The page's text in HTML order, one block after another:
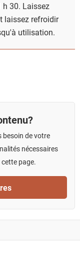
h 30. Laissez
laissez refroidir
utilisation.
besoin de votre
nécessaires
page.